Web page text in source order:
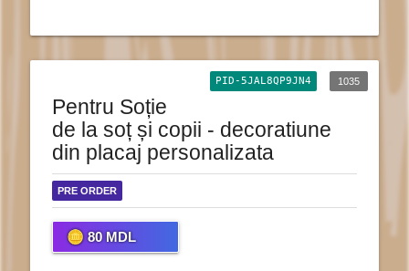
1035
PID-5JAL8QP9JN4
Pentru Soție
de la soț și copii - decoratiune
din placaj personalizata
PRE ORDER
80 MDL